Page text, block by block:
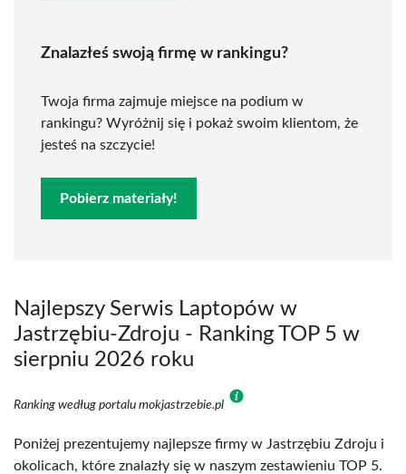
Znalazłeś swoją firmę w rankingu?
Twoja firma zajmuje miejsce na podium w
rankingu? Wyróżnij się i pokaż swoim klientom, że
jesteś na szczycie!
Pobierz materiały!
Najlepszy Serwis Laptopów w
Jastrzębiu-Zdroju - Ranking TOP 5 w
sierpniu 2026 roku
Ranking według portalu mokjastrzebie.pl
Poniżej prezentujemy najlepsze firmy w Jastrzębiu Zdroju i
okolicach, które znalazły się w naszym zestawieniu TOP 5.